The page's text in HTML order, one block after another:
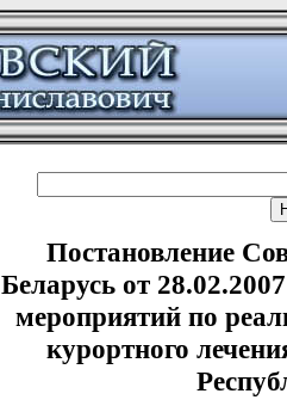
Постановление
Беларусь от
мероприятий по
курортного